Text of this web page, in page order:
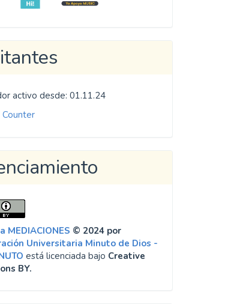
activo desde: 01.11.24
MEDIACIONES © 2024 por
Universitaria Minuto de Dios -
está licenciada bajo Creative
BY.